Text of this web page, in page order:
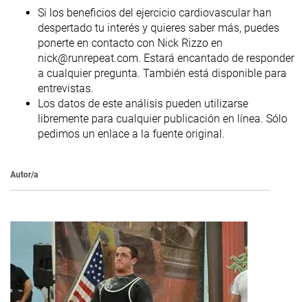
Si los beneficios del ejercicio cardiovascular han
despertado tu interés y quieres saber más, puedes
ponerte en contacto con Nick Rizzo en
nick@runrepeat.com. Estará encantado de responder
a cualquier pregunta. También está disponible para
entrevistas.
Los datos de este análisis pueden utilizarse
libremente para cualquier publicación en línea. Sólo
pedimos un enlace a la fuente original.
Autor/a